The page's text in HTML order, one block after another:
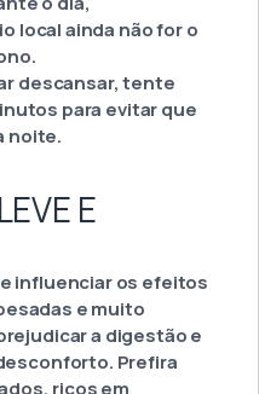
local ainda não for o
descansar, tente
para evitar que
noite.
E
influenciar os efeitos
e muito
a digestão e
Prefira